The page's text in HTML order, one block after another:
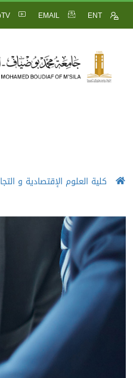
ENT
EMAIL
كلية العلوم الإقتصادية و